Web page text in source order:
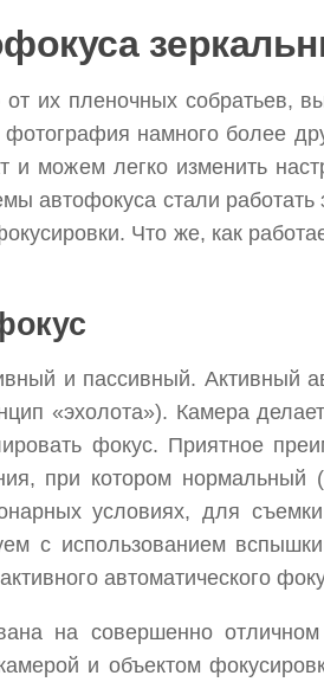
их пленочных собратьев,
намного более
можем легко изменить
автофокуса стали
Что же, как
и пассивный. Активный
«эхолота»). Камера
фокус. Приятное
при котором нормальный
условиях, для
с использованием
автоматического
на совершенно
и объектом